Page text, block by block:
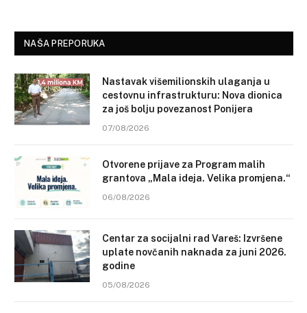
NAŠA PREPORUKA
Nastavak višemilionskih ulaganja u
cestovnu infrastrukturu: Nova dionica
za još bolju povezanost Ponijera
07/08/2026
Otvorene prijave za Program malih
grantova „Mala ideja. Velika promjena.“
06/08/2026
Centar za socijalni rad Vareš: Izvršene
uplate novčanih naknada za juni 2026.
godine
05/08/2026